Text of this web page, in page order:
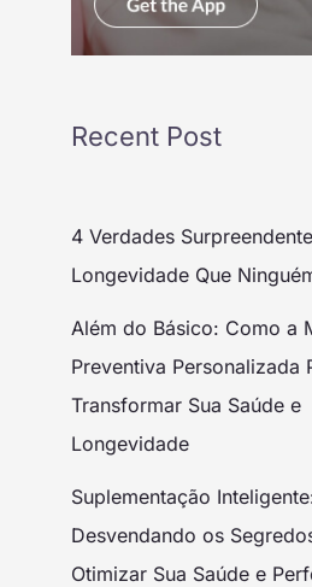
Recent Post
4 Verdades
Longevidade Que
Além do Básico: Como a
Preventiva Personalizada
Transformar Sua Saúde e
Longevidade
Suplementação
Desvendando os
Otimizar Sua Saúde e